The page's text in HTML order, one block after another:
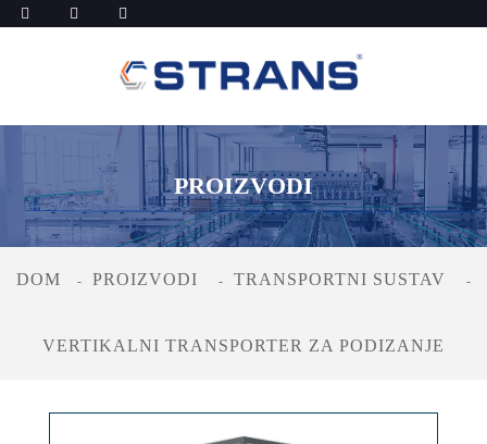
PROIZVODI
DOM PROIZVODI TRANSPORTNI SUSTAV
VERTIKALNI TRANSPORTER ZA PODIZANJE